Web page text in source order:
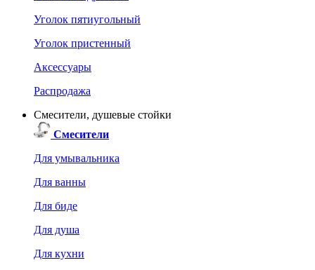
Уголок пятиугольный
Уголок пристенный
Аксессуары
Распродажа
Смесители, душевые стойки
Смесители
Для умывальника
Для ванны
Для биде
Для душа
Для кухни